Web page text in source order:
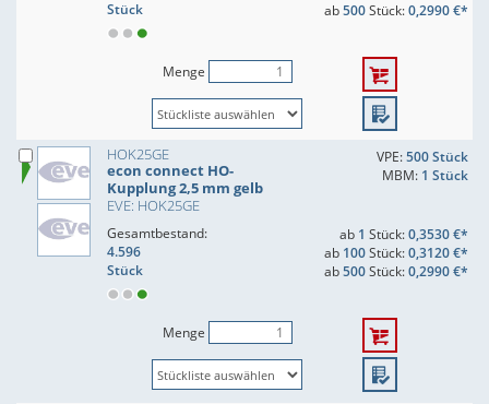
Stück
ab500Stück:0,2990 €*
Menge
HOK25GE
econ connect HO-
Kupplung 2,5 mm gelb
EVE: HOK25GE
VPE:500 Stück
MBM: 1 Stück
Gesamtbestand:
4.596
Stück
ab 1 Stück:0,3530 €*
ab 100Stück:0,3120 €*
ab500Stück:0,2990 €*
Menge